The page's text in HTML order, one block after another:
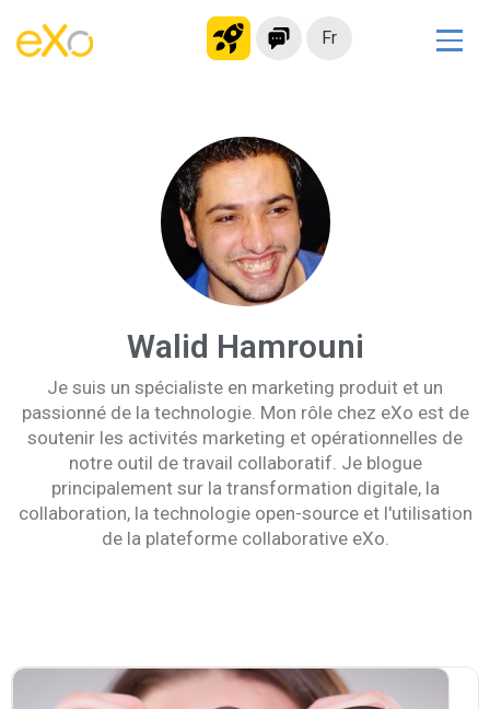
Fr
Plateforme collaborative
Réseau social
Hub de connaissances
Portail d’applications
Microsoft 365
Migrer vers eXo Platform
Produit
La Plateforme
Pourquoi eXo
No code
Intégrations
Walid Hamrouni
Je suis un spécialiste en marketing produit et un
passionné de la technologie. Mon rôle chez eXo est de
soutenir les activités marketing et opérationnelles de
notre outil de travail collaboratif. Je blogue
principalement sur la transformation digitale, la
collaboration, la technologie open-source et l'utilisation
de la plateforme collaborative eXo.